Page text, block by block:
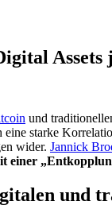
und
starke
wider. Jannick
einer
und